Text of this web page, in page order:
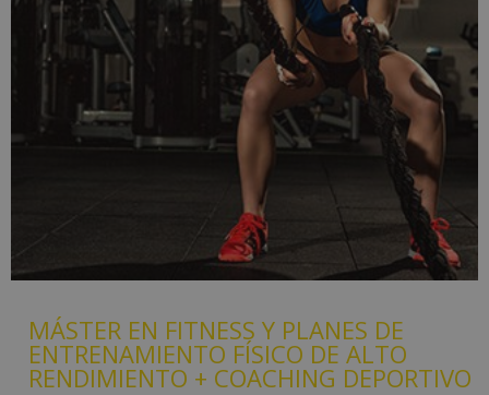
MÁSTER EN FITNESS Y PLANES DE
ENTRENAMIENTO FÍSICO DE ALTO
RENDIMIENTO + COACHING DEPORTIVO